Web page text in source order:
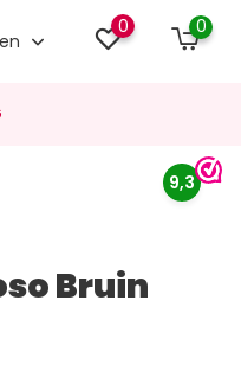
0 0
9,3
Bruin